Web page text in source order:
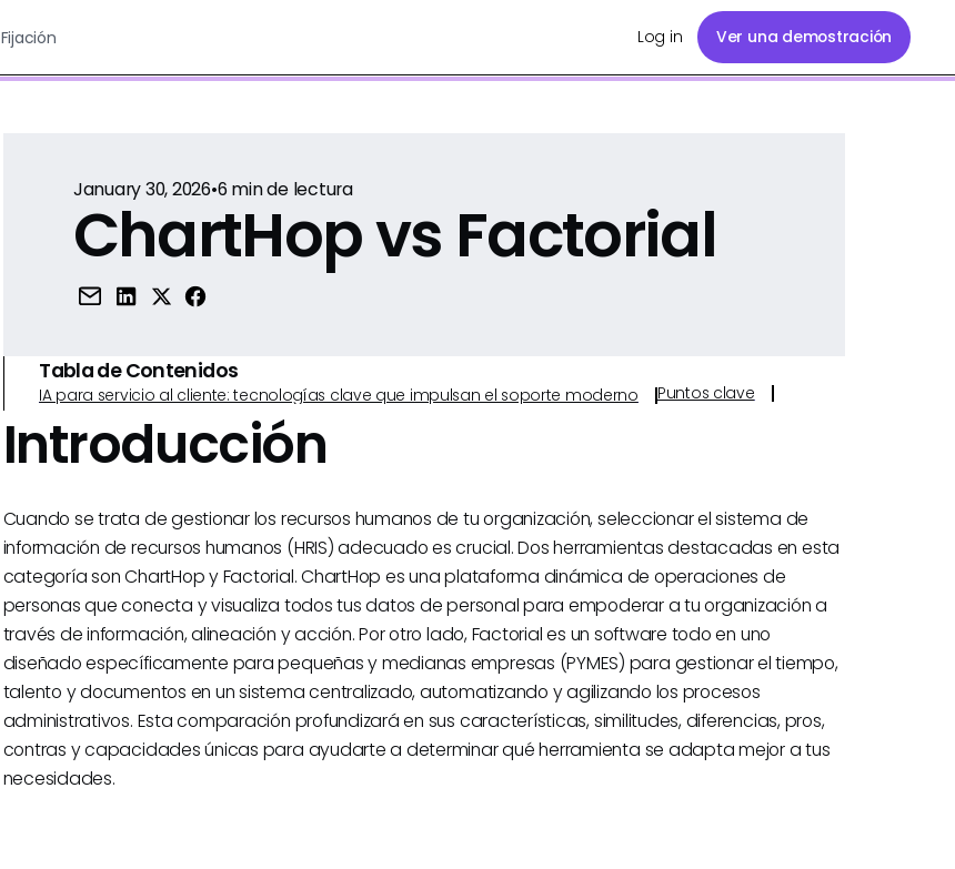
Fijación Log in Ver una demostración
January 30, 2026•6 min de lectura
ChartHop vs Factorial
Tabla de Contenidos
IA para servicio al cliente: tecnologías clave que impulsan el soporte moderno Puntos clave
Introducción
Cuando se trata de gestionar los recursos humanos de tu organización, seleccionar el sistema de
información de recursos humanos (HRIS) adecuado es crucial. Dos herramientas destacadas en esta
categoría son ChartHop y Factorial. ChartHop es una plataforma dinámica de operaciones de
personas que conecta y visualiza todos tus datos de personal para empoderar a tu organización a
través de información, alineación y acción. Por otro lado, Factorial es un software todo en uno
diseñado específicamente para pequeñas y medianas empresas (PYMES) para gestionar el tiempo,
talento y documentos en un sistema centralizado, automatizando y agilizando los procesos
administrativos. Esta comparación profundizará en sus características, similitudes, diferencias, pros,
contras y capacidades únicas para ayudarte a determinar qué herramienta se adapta mejor a tus
necesidades.